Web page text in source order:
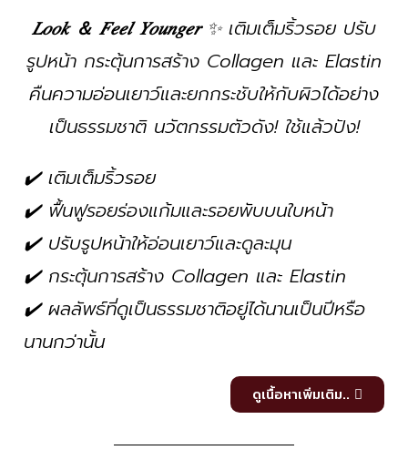
𝐿𝑜𝑜𝑘 ＆ 𝐹𝑒𝑒𝑙 𝑌𝑜𝑢𝑛𝑔𝑒𝑟 ✨ เติมเต็มริ้วรอย ปรับ
รูปหน้า กระตุ้นการสร้าง Collagen และ Elastin
คืนความอ่อนเยาว์และยกกระชับให้กับผิวได้อย่าง
เป็นธรรมชาติ นวัตกรรมตัวดัง! ใช้แล้วปัง!
✔️ เติมเต็มริ้วรอย
✔️ ฟื้นฟูรอยร่องแก้มและรอยพับบนใบหน้า
✔️ ปรับรูปหน้าให้อ่อนเยาว์และดูละมุน
✔️ กระตุ้นการสร้าง Collagen และ Elastin
✔️ ผลลัพธ์ที่ดูเป็นธรรมชาติอยู่ได้นานเป็นปีหรือ
นานกว่านั้น
ดูเนื้อหาเพิ่มเติม..